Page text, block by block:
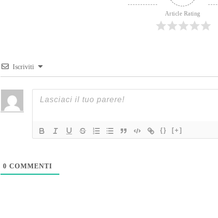
Article Rating
Iscriviti
{} [+]
0 COMMENTI